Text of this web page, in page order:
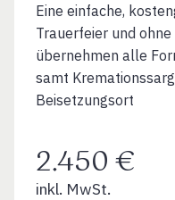
Eine einfache,
Trauerfeier und
übernehmen alle
samt
Beisetzungsort
2.450 €
inkl. MwSt.